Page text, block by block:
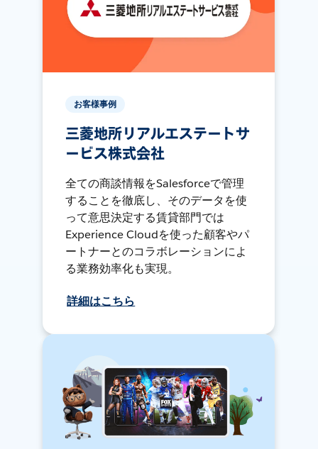
お客様事例
三菱地所リアルエステートサ
ービス株式会社
全ての商談情報をSalesforceで管理
することを徹底し、そのデータを使
って意思決定する賃貸部門では
Experience Cloudを使った顧客やパ
ートナーとのコラボレーションによ
る業務効率化も実現。
詳細はこちら